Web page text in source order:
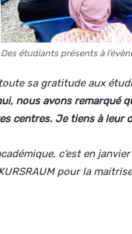
Des étudiants présents à
toute sa gratitude aux
nous avons remarqué
centres. Je tiens à leur
c’est en
pour la